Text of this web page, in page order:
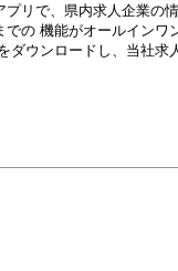
リで、県内求人企業の
での 機能がオールインワ
ダウンロードし、当社求